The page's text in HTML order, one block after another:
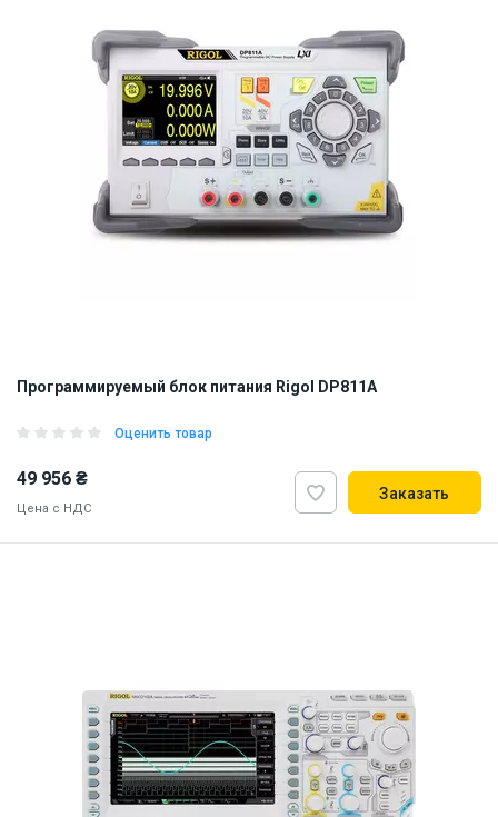
Программируемый блок питания Rigol DP811A
Оценить товар
49 956 ₴
Цена с НДС
Заказать